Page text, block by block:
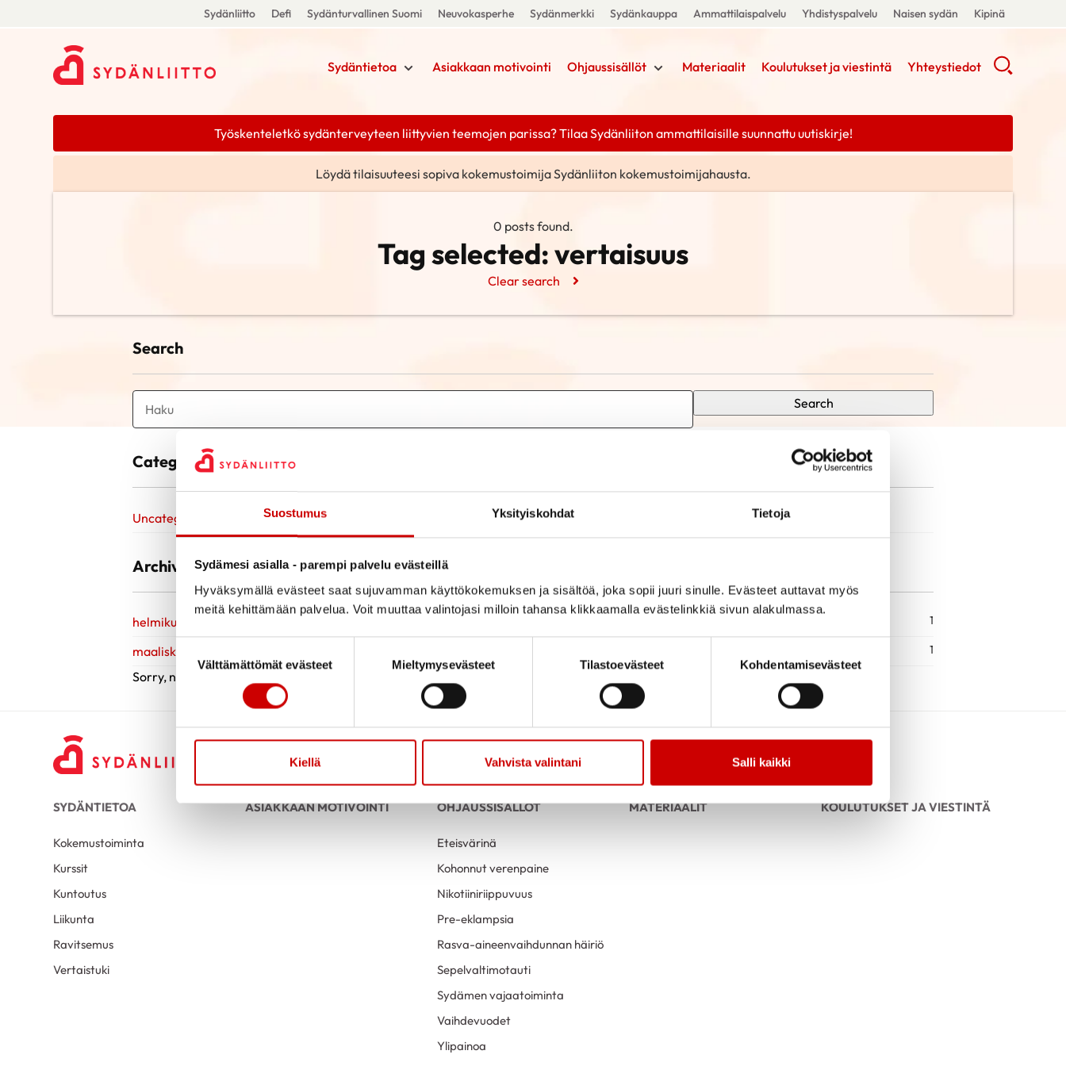
Suostumus Yksityiskohdat Tietoja
Sydämesi asialla - parempi palvelu evästeillä
Hyväksymällä evästeet saat sujuvamman käyttökokemuksen ja sisältöä, joka sopii juuri sinulle. Evästeet auttavat myös
meitä kehittämään palvelua. Voit muuttaa valintojasi milloin tahansa klikkaamalla evästelinkkiä sivun alakulmassa.
Välttämättömät evästeet
Mieltymysevästeet Tilastoevästeet Kohdentamisevästeet
Kiellä Vahvista valintani Salli kaikki
Sydänliitto Defi Sydänturvallinen Suomi Neuvokasperhe Sydänmerkki Sydänkauppa Ammattilaispalvelu Yhdistyspalvelu Naisen sydän Kipinä
Sydäntietoa Asiakkaan motivointi Ohjaussisällöt Materiaalit Koulutukset ja viestintä Yhteystiedot
Työskenteletkö sydänterveyteen liittyvien teemojen parissa? Tilaa Sydänliiton ammattilaisille suunnattu uutiskirje!
Löydä tilaisuuteesi sopiva kokemustoimija Sydänliiton kokemustoimijahausta.
0 posts found.
Tag selected:vertaisuus
Clear search
Search
Search
Categories
Uncategorized @fi
Archive
helmikuu 2023 1
maaliskuu 2021 1
Sorry, no posts matched your criteria.
SYDÄNTIETOA
Kokemustoiminta
Kurssit
Kuntoutus
Liikunta
Ravitsemus
Vertaistuki
ASIAKKAAN MOTIVOINTI OHJAUSSISÄLLÖT
Eteisvärinä
Kohonnut verenpaine
Nikotiiniriippuvuus
Pre-eklampsia
Rasva-aineenvaihdunnan häiriö
Sepelvaltimotauti
Sydämen vajaatoiminta
Vaihdevuodet
Ylipainoa
MATERIAALIT KOULUTUKSET JA VIESTINTÄ